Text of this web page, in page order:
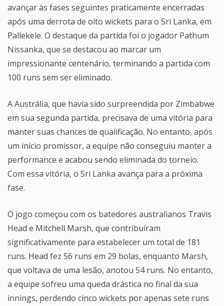
avançar às fases seguintes praticamente encerradas
após uma derrota de oito wickets para o Sri Lanka, em
Pallekele. O destaque da partida foi o jogador Pathum
Nissanka, que se destacou ao marcar um
impressionante centenário, terminando a partida com
100 runs sem ser eliminado.
A Austrália, que havia sido surpreendida por Zimbabwe
em sua segunda partida, precisava de uma vitória para
manter suas chances de qualificação. No entanto, após
um início promissor, a equipe não conseguiu manter a
performance e acabou sendo eliminada do torneio.
Com essa vitória, o Sri Lanka avança para a próxima
fase.
O jogo começou com os batedores australianos Travis
Head e Mitchell Marsh, que contribuíram
significativamente para estabelecer um total de 181
runs. Head fez 56 runs em 29 bolas, enquanto Marsh,
que voltava de uma lesão, anotou 54 runs. No entanto,
a equipe sofreu uma queda drástica no final da sua
innings, perdendo cinco wickets por apenas sete runs